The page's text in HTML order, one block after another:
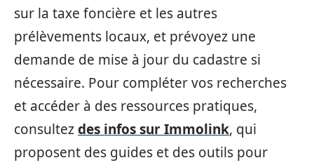
sur la taxe foncière et les autres
prélèvements locaux, et prévoyez une
demande de mise à jour du cadastre si
nécessaire. Pour compléter vos recherches
et accéder à des ressources pratiques,
consultezdes infos sur Immolink, qui
proposent des guides et des outils pour